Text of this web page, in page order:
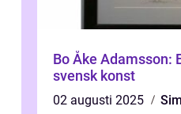
Bo Åke Adamsson:
svensk konst
02 augusti 2025